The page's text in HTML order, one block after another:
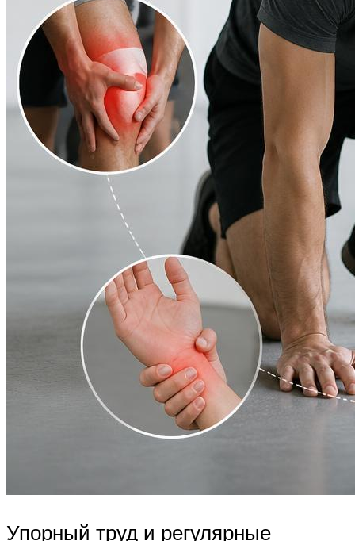
Упорный труд и регулярные